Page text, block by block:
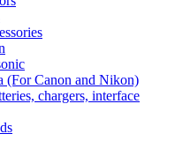
(For Canon and Nikon)
chargers, interface